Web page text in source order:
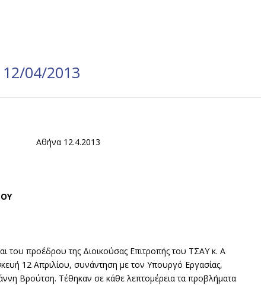
12/04/2013
Aθήνα 12.4.2013
του προέδρου της Διοικούσας Επιτροπής του ΤΣΑΥ κ. Α
12 Απριλίου, συνάντηση με τον Υπουργό Εργασίας,
Βρούτση. Τέθηκαν σε κάθε λεπτομέρεια τα προβλήματα